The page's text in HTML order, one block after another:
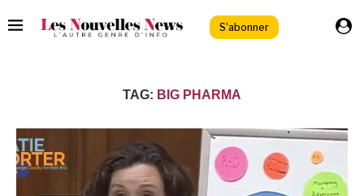
S'abonner
TAG: BIG PHARMA